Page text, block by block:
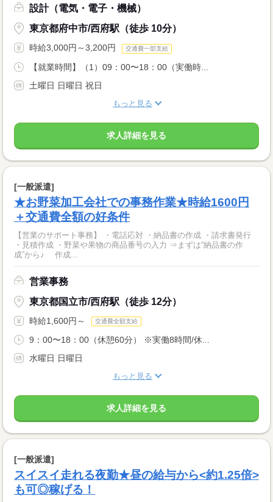
設計（電気・電子・機械）
東京都府中市/西府駅（徒歩 10分）
時給3,000円～3,200円 交通費一部支給
【就業時間】（1）09：00〜18：00（実働時...
土曜日 日曜日 祝日
もっと見る
求人詳細を見る
[一般派遣]
★お野菜加工会社での事務作業★時給1600円
＋交通費全額の好条件
【営業のサポート事務】 ・電話応対 ・納品書の作成 ・請求書発行
・見積作成 ・野菜や果物の商品番号の入力 ⇒まずは“納品書の作
成”から♪ 作成...
営業事務
東京都国立市/西府駅（徒歩 12分）
時給1,600円～ 交通費全額支給
9：00〜18：00（休憩60分） ※実働8時間/休...
水曜日 日曜日
もっと見る
求人詳細を見る
[一般派遣]
スイスイ走れる夜勤★昼の給与から<約1.25倍>
も可◎稼げる！